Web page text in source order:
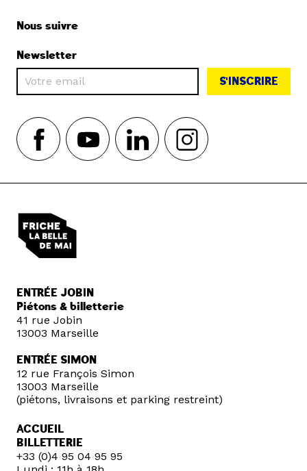
Nous suivre
Newsletter
S'INSCRIRE
ENTRÉE JOBIN
Piétons & billetterie
41 rue Jobin
13003 Marseille
ENTRÉE SIMON
12 rue François Simon
13003 Marseille
(piétons, livraisons et parking restreint)
ACCUEIL
BILLETTERIE
+33 (0)4 95 04 95 95